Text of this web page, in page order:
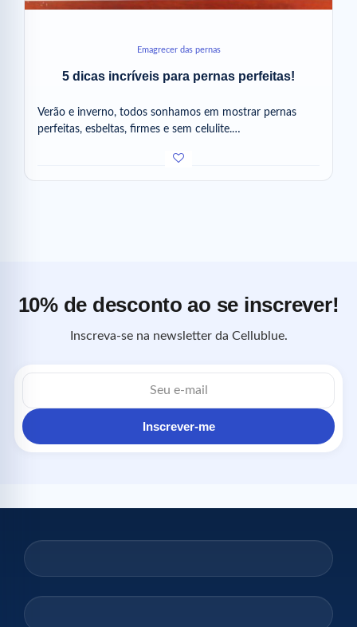
Emagrecer das pernas
5 dicas incríveis ​​para pernas perfeitas!
Verão e inverno, todos sonhamos em mostrar pernas
perfeitas, esbeltas, firmes e sem celulite.…
10% de desconto ao se inscrever!
Inscreva-se na newsletter da Cellublue.
Endereço
de
Inscrever-me